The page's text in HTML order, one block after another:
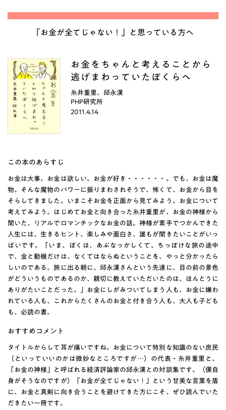
「お金が全てじゃない！」と思っている方へ
お金をちゃんと考えることから
逃げまわっていたぼくらへ
糸井重里、邱永漢
PHP研究所
2011.4.14
この本のあらすじ
お金は大事。お金は欲しい。お金が好き・・・・・・。でも、お金は魔
物。そんな魔物のパワーに振りまわされそうで、怖くて、お金から目を
そらしてきました。いまこそお金を正面から見てみよう。お金について
考えてみよう。はじめてお金と向き合った糸井重里が、お金の神様から
聞いた、リアルでロマンチックなお金の話。神様が素手でつかんできた
人生には、生きるヒント、楽しみや面白さ、誰もが聞きたいことがいっ
ぱいです。「いま、ぼくは、あぶなっかしくて、ちっぽけな旅の途中
で、金と動機だけは、なくてはならぬということを、やっと分かったら
しいのである。旅に出る朝に、邱永漢さんという先達に、目の前の景色
がどういうものであるのか、親切に教えていただいたのは、ほんとうに
ありがたいことだった。」お金にしがみついてしまう人も、お金に嫌わ
れている人も、これからたくさんのお金と付き合う人も、大人も子ども
も、必読の書。
おすすめコメント
タイトルからして耳が痛いですね。お金について特別な知識のない庶民
（といっていいのかは微妙なところですが…）の代表・糸井重里と、
「お金の神様」と呼ばれる経済評論家の邱永漢との対談集です。（僕自
身がそうなのですが）「お金が全てじゃない！」という甘美な言葉を盾
に、お金と真剣に向き合うことを避けてきた方にこそ、ぜひ読んでいた
だきたい一冊です。